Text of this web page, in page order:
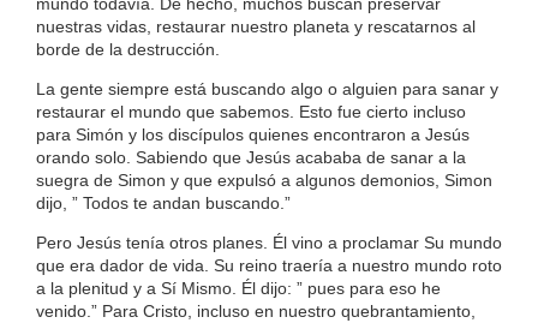
nuestras vidas, restaurar nuestro planeta y rescatarnos al
borde de la destrucción.
La gente siempre está buscando algo o alguien para sanar y
restaurar el mundo que sabemos. Esto fue cierto incluso
para Simón y los discípulos quienes encontraron a Jesús
orando solo. Sabiendo que Jesús acababa de sanar a la
suegra de Simon y que expulsó a algunos demonios, Simon
dijo, ” Todos te andan buscando.”
Pero Jesús tenía otros planes. Él vino a proclamar Su mundo
que era dador de vida. Su reino traería a nuestro mundo roto
a la plenitud y a Sí Mismo. Él dijo: ” pues para eso he
venido.” Para Cristo, incluso en nuestro quebrantamiento,